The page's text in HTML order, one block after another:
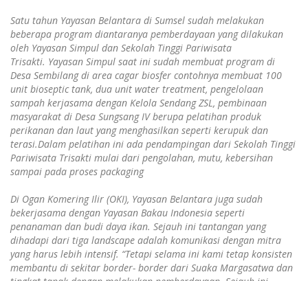
Satu tahun Yayasan Belantara di Sumsel sudah melakukan
beberapa program diantaranya pemberdayaan yang dilakukan
oleh Yayasan Simpul dan Sekolah Tinggi Pariwisata
Trisakti. Yayasan Simpul saat ini sudah membuat program di
Desa Sembilang di area cagar biosfer contohnya membuat 100
unit bioseptic tank, dua unit water treatment, pengelolaan
sampah kerjasama dengan Kelola Sendang ZSL, pembinaan
masyarakat di Desa Sungsang IV berupa pelatihan produk
perikanan dan laut yang menghasilkan seperti kerupuk dan
terasi.Dalam pelatihan ini ada pendampingan dari Sekolah Tinggi
Pariwisata Trisakti mulai dari pengolahan, mutu, kebersihan
sampai pada proses packaging
Di Ogan Komering Ilir (OKI), Yayasan Belantara juga sudah
bekerjasama dengan Yayasan Bakau Indonesia seperti
penanaman dan budi daya ikan. Sejauh ini tantangan yang
dihadapi dari tiga landscape adalah komunikasi dengan mitra
yang harus lebih intensif. “Tetapi selama ini kami tetap konsisten
membantu di sekitar border- border dari Suaka Margasatwa dan